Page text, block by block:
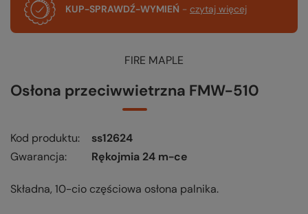
KUP-SPRAWDŹ-WYMIEŃ - czytaj więcej
FIRE MAPLE
Osłona przeciwwietrzna FMW-510
Kod produktu
ss12624
Gwarancja
Rękojmia 24 m-ce
Składna, 10-cio częściowa osłona palnika.